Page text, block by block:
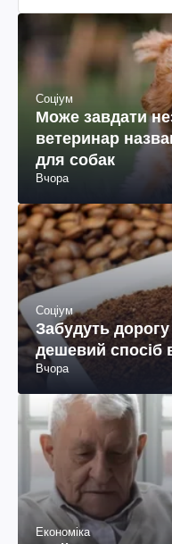
Соціум
Може завдати
ветеринар
для собак
Вчора
Соціум
Забудуть
дешевий спосіб
Вчора
Економіка